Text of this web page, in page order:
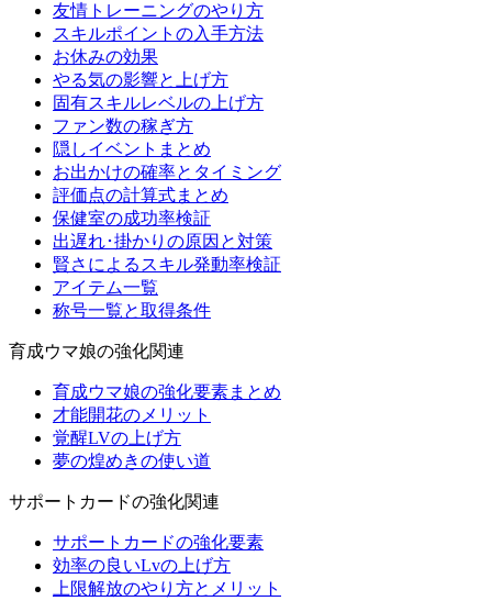
友情トレーニングのやり方
スキルポイントの入手方法
お休みの効果
やる気の影響と上げ方
固有スキルレベルの上げ方
ファン数の稼ぎ方
隠しイベントまとめ
お出かけの確率とタイミング
評価点の計算式まとめ
保健室の成功率検証
出遅れ･掛かりの原因と対策
賢さによるスキル発動率検証
アイテム一覧
称号一覧と取得条件
育成ウマ娘の強化関連
育成ウマ娘の強化要素まとめ
才能開花のメリット
覚醒LVの上げ方
夢の煌めきの使い道
サポートカードの強化関連
サポートカードの強化要素
効率の良いLvの上げ方
上限解放のやり方とメリット